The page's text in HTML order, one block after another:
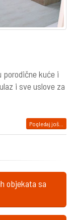
porodične kuće i
i sve uslove za
Pogledaj još...
objekata sa